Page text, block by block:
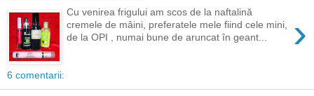
›
Cu venirea frigului am scos de la naftalină
cremele de mâini, preferatele mele fiind cele mini,
de la OPI , numai bune de aruncat în geant...
6 comentarii: